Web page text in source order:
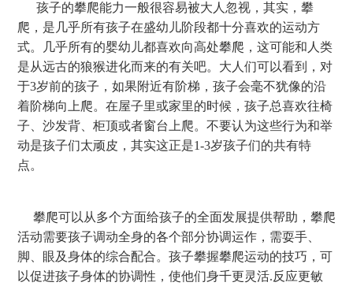
孩子的攀爬能力一般很容易被大人忽视，其实，攀
爬，是几乎所有孩子在盛幼儿阶段都十分喜欢的运动方
式。几乎所有的婴幼儿都喜欢向高处攀爬，这可能和人类
是从远古的狼猴进化而来的有关吧。大人们可以看到，对
于3岁前的孩子，如果附近有阶梯，孩子会毫不犹像的沿
着阶梯向上爬。在屋子里或家里的时候，孩子总喜欢往椅
子、沙发背、柜顶或者窗台上爬。不要认为这些行为和举
动是孩子们太顽皮，其实这正是1-3岁孩子们的共有特
点。
攀爬可以从多个方面给孩子的全面发展提供帮助，攀爬
活动需要孩子调动全身的各个部分协调运作，需耍手、
脚、眼及身体的综合配合。孩子攀握攀爬运动的技巧，可
以促进孩子身体的协调性，使他们身千更灵活.反应更敏